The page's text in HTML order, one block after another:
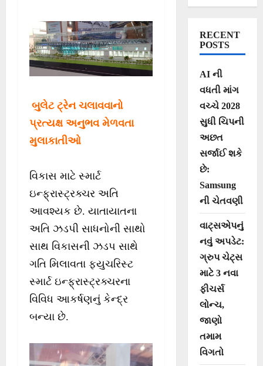
બુલેટ ટ્રેન ચલાવવાનો
પ્રત્યક્ષ અનુભવ મેળવતા
મુલાકાતીઓ
વિકાસ માટે સ્માર્ટ
ઇન્ફ્રાસ્ટ્રક્ચર અતિ
આવશ્યક છે. યાતાયાતના
અતિ ઝડપી સાધનોની સાથો
સાથ વિકાસની ઝડપ સાથે
ગતિ મિલાવતા ફ્યુચરિસ્ટ
સ્માર્ટ ઇન્ફ્રાસ્ટ્રક્ચરના
વિવિધ આકર્ષણનું કેન્દ્ર
બન્યા છે.
RECENT
POSTS
AI ની
વધતી માંગ
વચ્ચે 2028
સુધી ચિપની
અછત
સર્જાઈ શકે
છે:
Samsung
ની ચેતવણી
વાટ્સએપનું
નવું અપડેટ:
ગ્રુપ ચેટ્સ
માટે 3 નવા
ફીચર્સ
લોન્ચ,
જાણો
તમામ
વિગતો